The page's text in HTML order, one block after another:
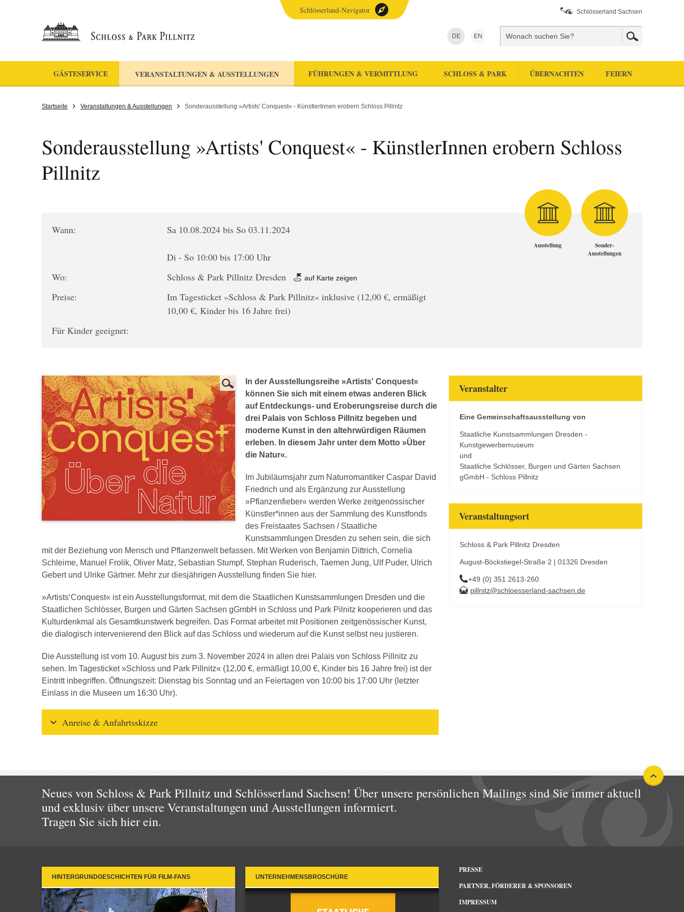
Schlösserland Sachsen
DE EN
GÄSTESERVICE VERANSTALTUNGEN & AUSSTELLUNGEN FÜHRUNGEN & VERMITTLUNG SCHLOSS & PARK ÜBERNACHTEN FEIERN
Schlösserland-Navigator
Startseite Veranstaltungen & Ausstellungen Sonderausstellung »Artists' Conquest« - KünstlerInnen erobern Schloss Pillnitz
Sonderausstellung »Artists' Conquest« - KünstlerInnen erobern Schloss
Pillnitz
Wann: Sa 10.08.2024 bis So 03.11.2024
Di - So 10:00 bis 17:00 Uhr
Wo:
Schloss & Park Pillnitz Dresden auf Karte zeigen
Preise:
Im Tagesticket »Schloss & Park Pillnitz« inklusive (12,00 €, ermäßigt
10,00 €, Kinder bis 16 Jahre frei)
Für Kinder geeignet:
Ausstellung
Sonder-
Ausstellungen
In der Ausstellungsreihe »Artists' Conquest«
können Sie sich mit einem etwas anderen Blick
auf Entdeckungs- und Eroberungsreise durch die
drei Palais von Schloss Pillnitz begeben und
moderne Kunst in den altehrwürdigen Räumen
erleben. In diesem Jahr unter dem Motto »Über
die Natur«.
Im Jubiläumsjahr zum Naturromantiker Caspar David
Friedrich und als Ergänzung zur Ausstellung
»Pflanzenfieber« werden Werke zeitgenössischer
Künstler*innen aus der Sammlung des Kunstfonds
des Freistaates Sachsen / Staatliche
Kunstsammlungen Dresden zu sehen sein, die sich
mit der Beziehung von Mensch und Pflanzenwelt befassen. Mit Werken von Benjamin Dittrich, Cornelia
Schleime, Manuel Frolik, Oliver Matz, Sebastian Stumpf, Stephan Ruderisch, Taemen Jung, Ulf Puder, Ulrich
Gebert und Ulrike Gärtner. Mehr zur diesjährigen Ausstellung finden Sie hier.
»Artists‘Conquest« ist ein Ausstellungsformat, mit dem die Staatlichen Kunstsammlungen Dresden und die
Staatlichen Schlösser, Burgen und Gärten Sachsen gGmbH in Schloss und Park Pilnitz kooperieren und das
Kulturdenkmal als Gesamtkunstwerk begreifen. Das Format arbeitet mit Positionen zeitgenössischer Kunst,
die dialogisch intervenierend den Blick auf das Schloss und wiederum auf die Kunst selbst neu justieren.
Die Ausstellung ist vom 10. August bis zum 3. November 2024 in allen drei Palais von Schloss Pillnitz zu
sehen. Im Tagesticket »Schloss und Park Pillnitz« (12,00 €, ermäßigt 10,00 €, Kinder bis 16 Jahre frei) ist der
Eintritt inbegriffen. Öffnungszeit: Dienstag bis Sonntag und an Feiertagen von 10:00 bis 17:00 Uhr (letzter
Einlass in die Museen um 16:30 Uhr).
Anreise & Anfahrtsskizze
Veranstalter
Eine Gemeinschaftsausstellung von
Staatliche Kunstsammlungen Dresden -
Kunstgewerbemuseum
und
Staatliche Schlösser, Burgen und Gärten Sachsen
gGmbH - Schloss Pillnitz
Veranstaltungsort
Schloss & Park Pillnitz Dresden
August-Böckstiegel-Straße 2 | 01326 Dresden
+49 (0) 351 2613-260
pillnitz@schloesserland-sachsen.de
Neues von Schloss & Park Pillnitz und Schlösserland Sachsen! Über unsere persönlichen Mailings sind Sie immer aktuell
und exklusiv über unsere Veranstaltungen und Ausstellungen informiert.
Tragen Sie sich hier ein.
HINTERGRUNDGESCHICHTEN FÜR FILM-FANS UNTERNEHMENSBROSCHÜRE
PRESSE
PARTNER, FÖRDERER & SPONSOREN
IMPRESSUM